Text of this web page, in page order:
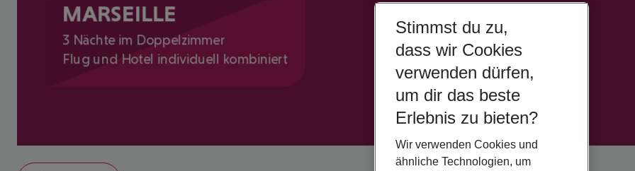
MARSEILLE
3 Nächte im Doppelzimmer
Flug und Hotel individuell kombiniert
Stimmst du zu,
dass wir Cookies
verwenden dürfen,
um dir das beste
Erlebnis zu bieten?
Wir verwenden Cookies und
ähnliche Technologien, um